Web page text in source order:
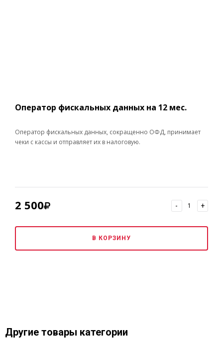
Оператор фискальных данных на 12 мес.
Оператор фискальных данных, сокращенно ОФД, принимает
чеки с кассы и отправляет их в налоговую.
2 500 - +
В КОРЗИНУ
Другие товары категории